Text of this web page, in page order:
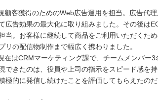
顧客獲得のためのWeb広告運用を担当。広告代
広告効果の最大化に取り組みました。その後は
当。お客様に継続して商品をご利用いただくた
の配信物制作まで幅広く携わりました。
在はCRMマーケティング課で、チームメンバー
できたのは、役員や上司の指示をスピード感を
極的に発信し続けたことを評価してもらえたの